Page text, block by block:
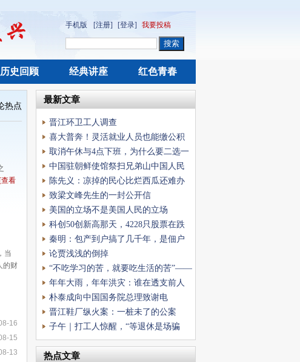
手机版 [注册] [登录] 我要投稿
历史回顾 经典讲座 红色青春
热点
[查看
当
的财
16
15
13
最新文章
晋江环卫工人调查
喜大普奔！灵活就业人员也能缴公积
金了
取消午休与4点下班，为什么要二选一
中国驻朝鲜使馆祭扫兄弟山中国人民
志愿军烈士陵
陈先义：凉掉的民心比烂西瓜还难办
致梁文峰先生的一封公开信
美国的立场不是美国人民的立场
科创50创新高那天，4228只股票在跌
——这个牛市跟
秦明：包产到户搞了几千年，是佃户
的户吗？
论贾浅浅的倒掉
“不吃学习的苦，就要吃生活的苦”——
现代社会最
年年大雨，年年洪灾：谁在透支前人
的水利遗产？
朴泰成向中国国务院总理致谢电
晋江鞋厂纵火案：一桩未了的公案
子午｜打工人惊醒，“等退休是场骗
局”刷屏
热点文章